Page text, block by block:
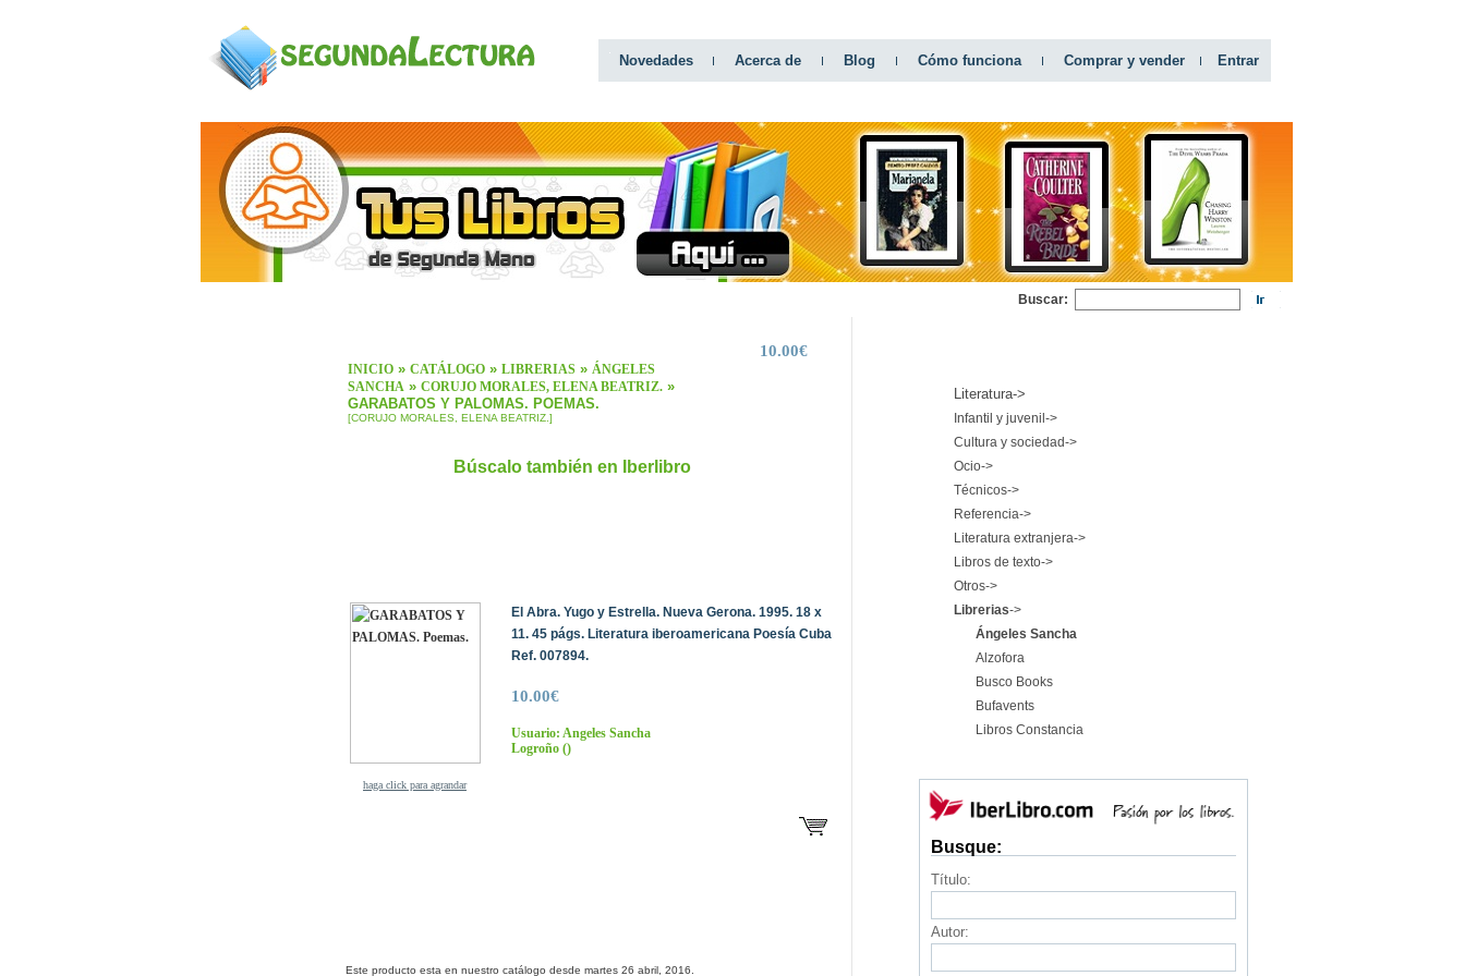
Novedades Acerca de Blog Cómo funciona Comprar y vender Entrar
Buscar:
INICIO» CATÁLOGO» LIBRERIAS» ÁNGELES
SANCHA» CORUJO MORALES, ELENA BEATRIZ.»
GARABATOS Y PALOMAS. POEMAS.
[CORUJO MORALES, ELENA BEATRIZ.]
10.00€
Búscalo también en Iberlibro
haga click para agrandar
El Abra. Yugo y Estrella. Nueva Gerona. 1995. 18 x
11. 45 págs. Literatura iberoamericana Poesía Cuba
Ref. 007894.
10.00€
Usuario: Angeles Sancha
Logroño()
Este producto esta en nuestro catálogo desde martes 26 abril, 2016.
Literatura->
Infantil y juvenil->
Cultura y sociedad->
Ocio->
Técnicos->
Referencia->
Literatura extranjera->
Libros de texto->
Otros->
Librerias->
Ángeles Sancha
Alzofora
Busco Books
Bufavents
Libros Constancia
Busque:
Título:
Autor: